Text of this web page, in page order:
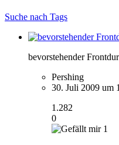
Suche nach Tags
bevorstehender
Pershing
30. Juli 2009 um
1.282
0
1